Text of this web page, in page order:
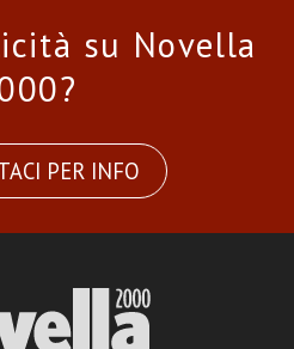
su Novella
PER INFO